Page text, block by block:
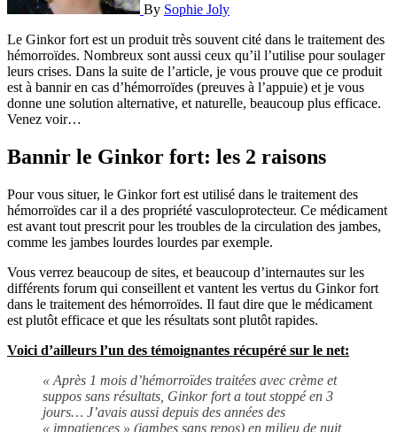
By Sophie Joly
Le Ginkor fort est un produit très souvent cité dans le traitement des
hémorroïdes. Nombreux sont aussi ceux qu’il l’utilise pour soulager
leurs crises. Dans la suite de l’article, je vous prouve que ce produit
est à bannir en cas d’hémorroïdes (preuves à l’appuie) et je vous
donne une solution alternative, et naturelle, beaucoup plus efficace.
Venez voir…
Bannir le Ginkor fort: les 2 raisons
Pour vous situer, le Ginkor fort est utilisé dans le traitement des
hémorroïdes car il a des propriété vasculoprotecteur. Ce médicament
est avant tout prescrit pour les troubles de la circulation des jambes,
comme les jambes lourdes lourdes par exemple.
Vous verrez beaucoup de sites, et beaucoup d’internautes sur les
différents forum qui conseillent et vantent les vertus du Ginkor fort
dans le traitement des hémorroïdes. Il faut dire que le médicament
est plutôt efficace et que les résultats sont plutôt rapides.
Voici d’ailleurs l’un des témoignantes récupéré sur le net:
« Après 1 mois d’hémorroïdes traitées avec crème et
suppos sans résultats, Ginkor fort a tout stoppé en 3
jours… J’avais aussi depuis des années des
« impatiences » (jambes sans repos) en milieu de nuit